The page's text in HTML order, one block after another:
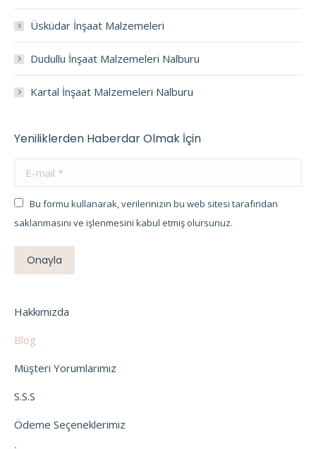
Üsküdar İnşaat Malzemeleri
Dudullu İnşaat Malzemeleri Nalburu
Kartal İnşaat Malzemeleri Nalburu
Yeniliklerden Haberdar Olmak İçin
E-mail *
Bu formu kullanarak, verilerinizin bu web sitesi tarafından
saklanmasını ve işlenmesini kabul etmiş olursunuz.
Onayla
Hakkımızda
Blog
Müşteri Yorumlarımız
S.S.S
Ödeme Seçeneklerimiz